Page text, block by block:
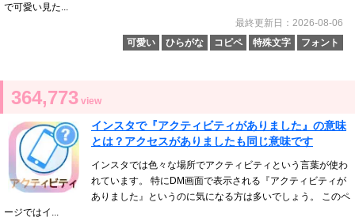
で可愛い見た...
最終更新日：2026-08-06
可愛い
ひらがな コピペ 特殊文字 フォント
364,773 view
インスタで『アクティビティがありました』の意味
とは？アクセスがありましたも同じ意味です
インスタでは色々な場所でアクティビティという言葉が使わ
れています。 特にDM画面で表示される『アクティビティが
ありました』というのに気になる方は多いでしょう。 このペ
ージではイ...